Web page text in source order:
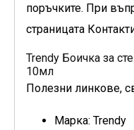
поръчките. При
страницата
Trendy Боичка за
10мл
Полезни линкове,
Марка: Trendy